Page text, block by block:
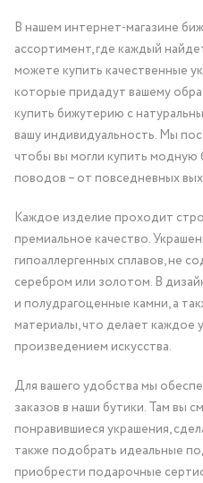
В нашем интернет-магазине
ассортимент, где каждый
можете купить качественные
которые придадут вашему
купить бижутерию с
вашу индивидуальность. Мы
чтобы вы могли купить
поводов – от повседневных
Каждое изделие проходит
премиальное качество.
гипоаллергенных сплавов, не
серебром или золотом. В
и полудрагоценные камни, а
материалы, что делает каждое
произведением искусства.
Для вашего удобства мы
заказов в наши бутики. Там вы
понравившиеся украшения,
также подобрать идеальные
приобрести подарочные